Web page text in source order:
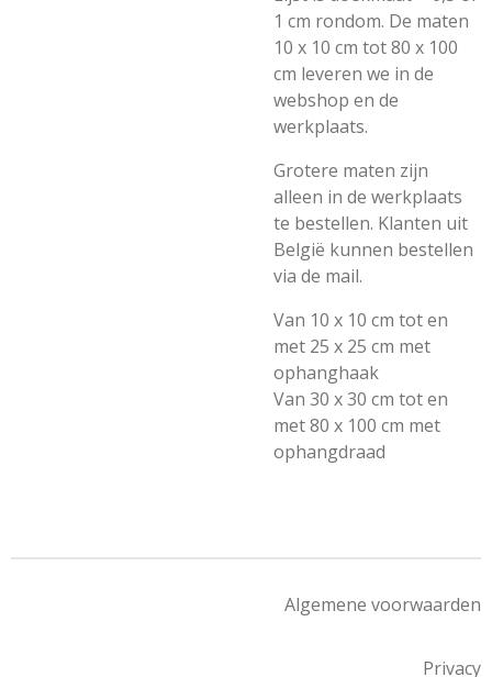
1 cm rondom. De maten
10 x 10 cm tot 80 x 100
cm leveren we in de
webshop en de
werkplaats.
Grotere maten zijn
alleen in de werkplaats
te bestellen. Klanten uit
België kunnen bestellen
via de mail.
Van 10 x 10 cm tot en
met 25 x 25 cm met
ophanghaak
Van 30 x 30 cm tot en
met 80 x 100 cm met
ophangdraad
Algemene voorwaarden
Privacy